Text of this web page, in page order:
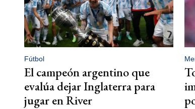
Fútbol
El campeón argentino que
evalúa dejar Inglaterra para
jugar en River